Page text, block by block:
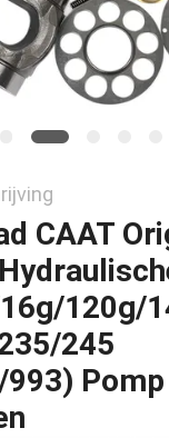
CAAT
120g/
245
Pomp